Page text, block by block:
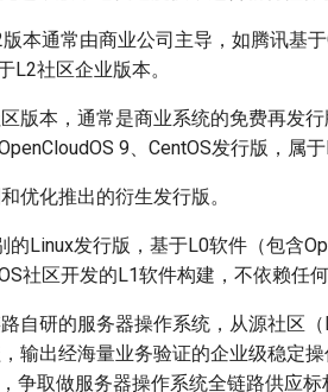
本通常由商业公司主导，如腾讯基
L2社区企业版本。
版本，通常是商业系统的免费再发
9、CentOS发行版，属
优化推出的衍生发行版。
的Linux发行版，基于L0软件（包含
社区开发的L1软件构建，不依赖任
自研的服务器操作系统，从源社区
输出经海量业务验证的企业级稳定
争取做服务器操作系统全链路供应标